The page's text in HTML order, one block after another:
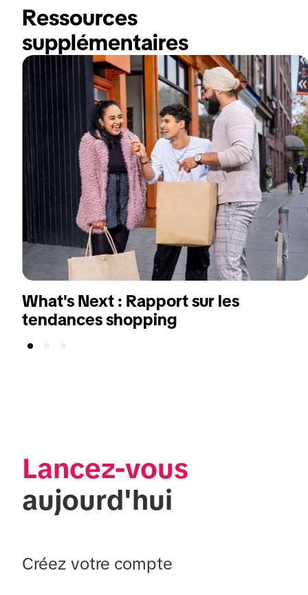
Ressources
supplémentaires
What's Next : Rapport sur les
tendances shopping
Lancez-vous
aujourd'hui
Créez votre compte